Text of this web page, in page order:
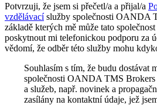
Potvrzuji, že jsem si přečetl/a a přijal/a
vzdělávacíslužby společnosti OANDA
základě kterých mě může tato
poskytnout mi telefonickou podporu za
vědomí, že odběr této služby mohu
Souhlasím s tím, že budu dostávat
společnosti OANDA TMS
a služeb, např. novinek a
zasílány na kontaktní údaje, jež